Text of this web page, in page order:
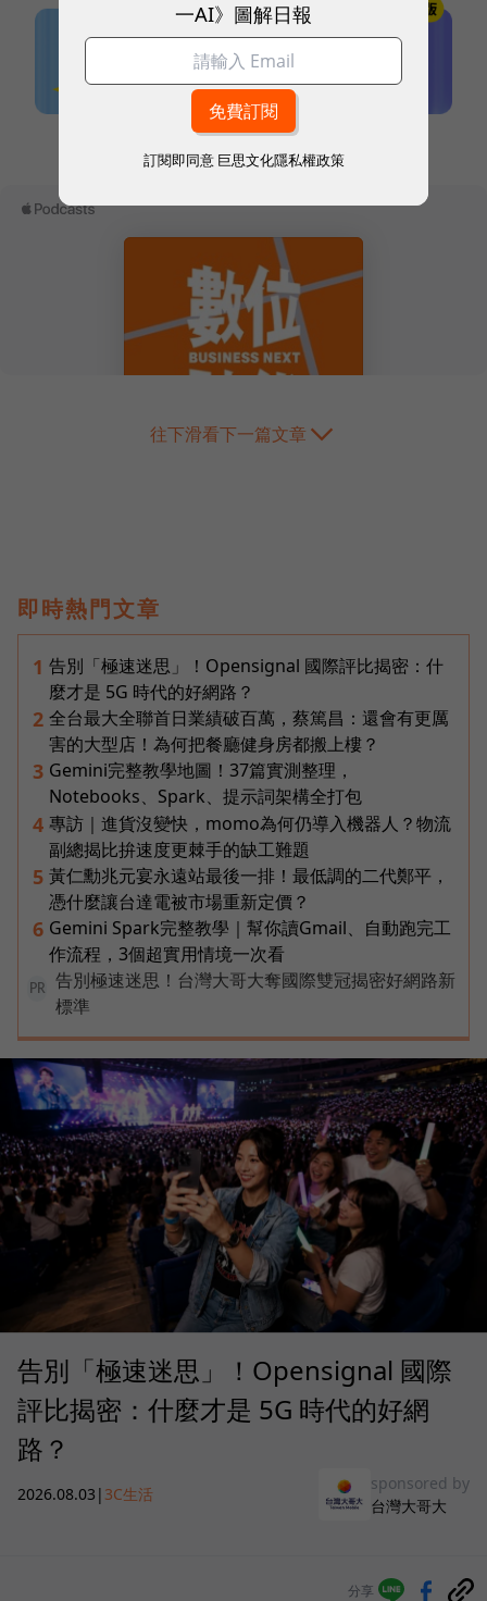
本網站內容未經允許，不得轉載。
往下滑看下一篇文章
即時熱門文章
1 告別「極速迷思」！Opensignal 國際評比揭密：什
麼才是 5G 時代的好網路？
2 全台最大全聯首日業績破百萬，蔡篤昌：還會有更厲
害的大型店！為何把餐廳健身房都搬上樓？
3 Gemini完整教學地圖！37篇實測整理，
Notebooks、Spark、提示詞架構全打包
4 專訪｜進貨沒變快，momo為何仍導入機器人？物流
副總揭比拚速度更棘手的缺工難題
5 黃仁勳兆元宴永遠站最後一排！最低調的二代鄭平，
憑什麼讓台達電被市場重新定價？
6 Gemini Spark完整教學｜幫你讀Gmail、自動跑完工
作流程，3個超實用情境一次看
PR
告別極速迷思！台灣大哥大奪國際雙冠揭密好網路新
標準
告別「極速迷思」！Opensignal 國際
評比揭密：什麼才是 5G 時代的好網
路？
2026.08.03 | 3C生活
sponsored by
台灣大哥大
分享
一AI》圖解日報
訂閱即同意 巨思文化隱私權政策